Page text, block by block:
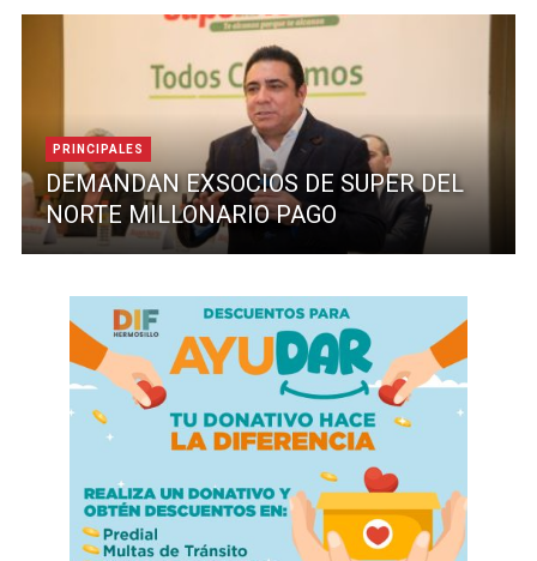
PRINCIPALES
DEMANDAN EXSOCIOS DE SUPER DEL
NORTE MILLONARIO PAGO